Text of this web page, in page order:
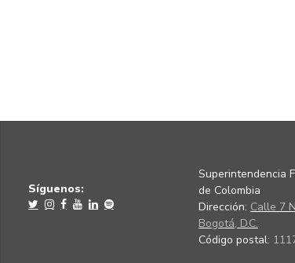
Síguenos:
Superintendencia
de Colombia
Dirección: Calle 7
Bogotá, D.C.
Código postal: